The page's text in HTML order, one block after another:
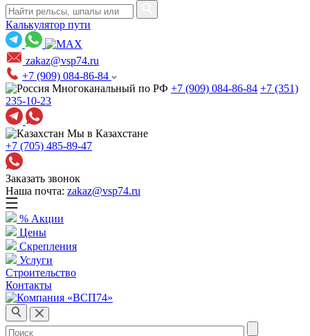
Калькулятор пути
zakaz@vsp74.ru
+7 (909) 084-86-84
Многоканальный по РФ +7 (909) 084-86-84 +7 (351)
235-10-23
Мы в Казахстане
+7 (705) 485-89-47
Заказать звонок
Наша почта: zakaz@vsp74.ru
% Акции
Цены
Скрепления
Услуги
Строительство
Контакты